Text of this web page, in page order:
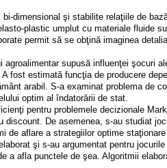
dimensional şi stabilite relaţiile de
plastic umplut cu materiale fluide
permit să se obţină imaginea
supusă influenţei şocuri
fost estimată funcţia de producere
arabil. S-a examinat problema de
optim al îndatorării de stat.
pentru problemele decizionale
De asemenea, s-au studiat
de aflare a strategiilor optime
şi s-au argumentat pentru
a afla punctele de şea. Algoritmii